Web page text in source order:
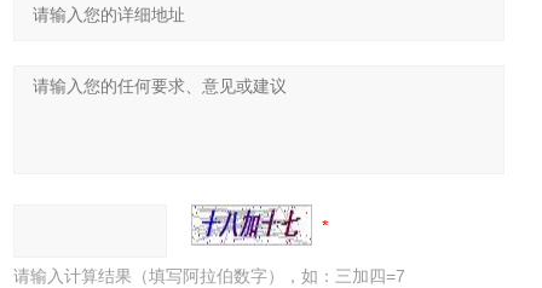
请输入计算结果（填写阿拉伯数字），如：三加四=7